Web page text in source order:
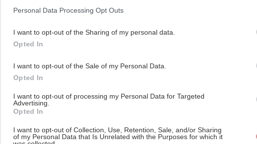
Personal Data Processing Opt Outs
I want to opt-out of the Sharing of my personal data.
Opted In
I want to opt-out of the Sale of my Personal Data.
Opted In
I want to opt-out of processing my Personal Data for Targeted
Advertising.
Opted In
I want to opt-out of Collection, Use, Retention, Sale, and/or Sharing
of my Personal Data that Is Unrelated with the Purposes for which it